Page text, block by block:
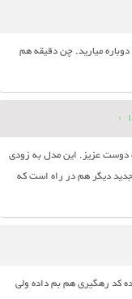
میارید. چن دقیقه هم
:
عزیز. این مدل به زودی
دیگر هم در راه است که
كد رهگيري هم بم داده ولي